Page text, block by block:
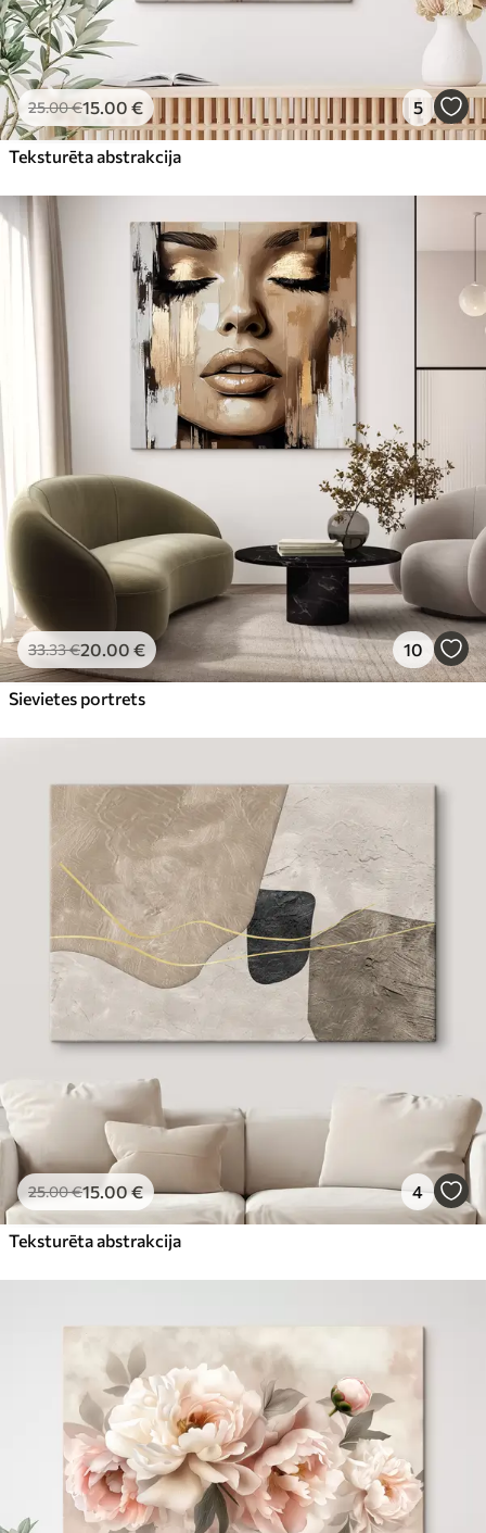
25.00€15.00 € 5
Teksturēta abstrakcija
33.33€20.00 € 10
Sievietes portrets
25.00€15.00€ 4
Teksturēta abstrakcija